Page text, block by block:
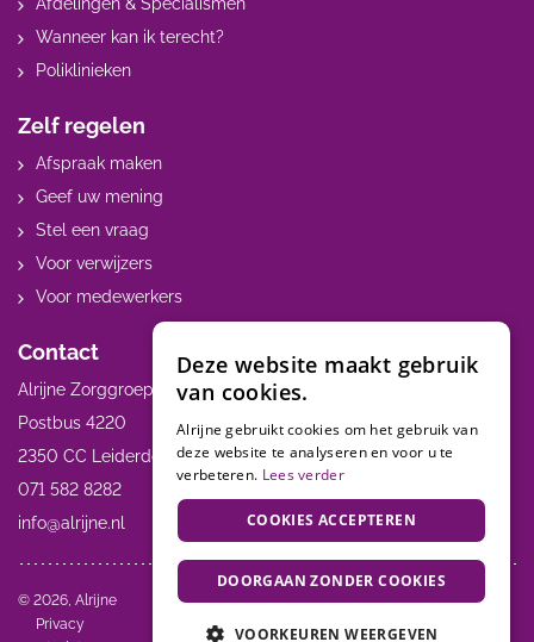
Wanneer kan ik terecht?
Poliklinieken
Zelf regelen
Afspraak maken
Geef uw mening
Stel een vraag
Voor verwijzers
Voor medewerkers
Contact
Alrijne Zorggroep
Postbus 4220
2350 CC Leiderdorp
071 582 8282
info@alrijne.nl
© 2026, Alrijne
Privacy
Volg ons:
Deze website maakt gebruik
van cookies.
Alrijne gebruikt cookies om het gebruik van
deze website te analyseren en voor u te
verbeteren. Lees verder
COOKIES ACCEPTEREN
DOORGAAN ZONDER COOKIES
VOORKEUREN WEERGEVEN